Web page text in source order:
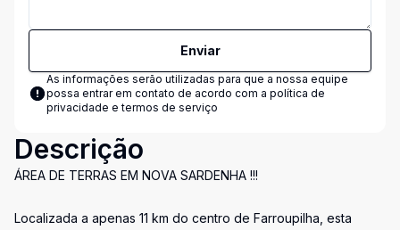
Enviar
As informações serão utilizadas para que a nossa equipe
possa entrar em contato de acordo com a política de
privacidade e termos de serviço
Descrição
ÁREA DE TERRAS EM NOVA SARDENHA !!!
Localizada a apenas 11 km do centro de Farroupilha, esta